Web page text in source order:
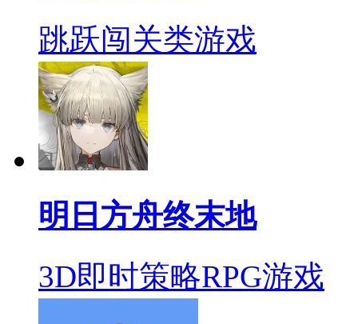
跳跃闯关类游戏
明日方舟终末地
3D即时策略RPG游戏